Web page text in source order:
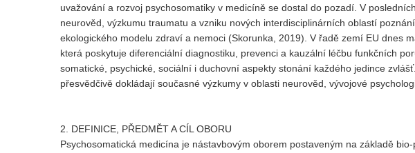
Vydání 1-2017
Vydání 4-
Archiv
uvažování a rozvoj psychosomatiky v medicíně se dostal do pozadí. V
neurověd, výzkumu traumatu a vzniku nových interdisciplinárních oblastí
ekologického modelu zdraví a nemoci (Skorunka, 2019). V řadě zemí EU dnes
která poskytuje diferenciální diagnostiku, prevenci a kauzální léčbu funkčních
somatické, psychické, sociální i duchovní aspekty stonání každého jedince
přesvědčivě dokládají současné výzkumy v oblasti neurověd, vývojové
2. DEFINICE, PŘEDMĚT A CÍL OBORU
Psychosomatická medicína je nástavbovým oborem postaveným na základě